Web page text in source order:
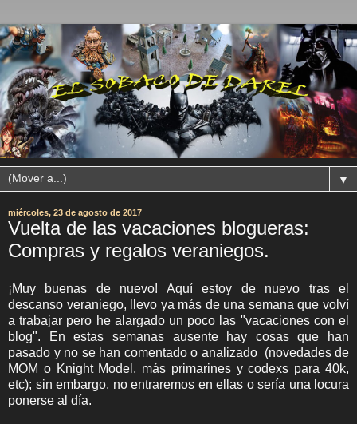
▼
miércoles, 23 de agosto de 2017
Vuelta de las vacaciones blogueras:
Compras y regalos veraniegos.
¡Muy buenas de nuevo! Aquí estoy de nuevo tras el
descanso veraniego, llevo ya más de una semana que volví
a trabajar pero he alargado un poco las "vacaciones con el
blog". En estas semanas ausente hay cosas que han
pasado y no se han comentado o analizado (novedades de
MOM o Knight Model, más primarines y codexs para 40k,
etc); sin embargo, no entraremos en ellas o sería una locura
ponerse al día.